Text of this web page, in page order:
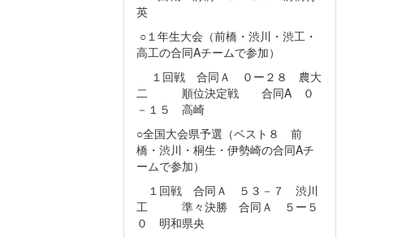
英
○１年生大会（前橋・渋川・渋工・
高工の合同Aチームで参加）
１回戦 合同Ａ ０ー２８ 農大
二 順位決定戦 合同A ０
－１５ 高崎
○全国大会県予選（ベスト８ 前
橋・渋川・桐生・伊勢崎の合同Aチ
ームで参加）
１回戦 合同Ａ ５３－７ 渋川
工 準々決勝 合同Ａ ５ー５
０ 明和県央